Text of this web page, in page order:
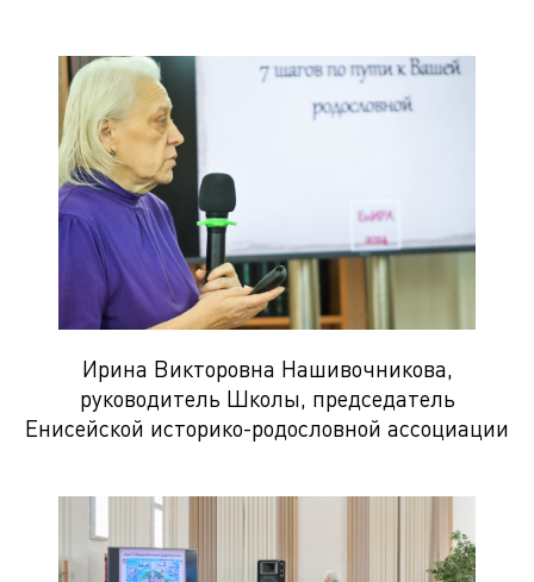
Ирина Викторовна Нашивочникова,
руководитель Школы, председатель
Енисейской историко-родословной ассоциации